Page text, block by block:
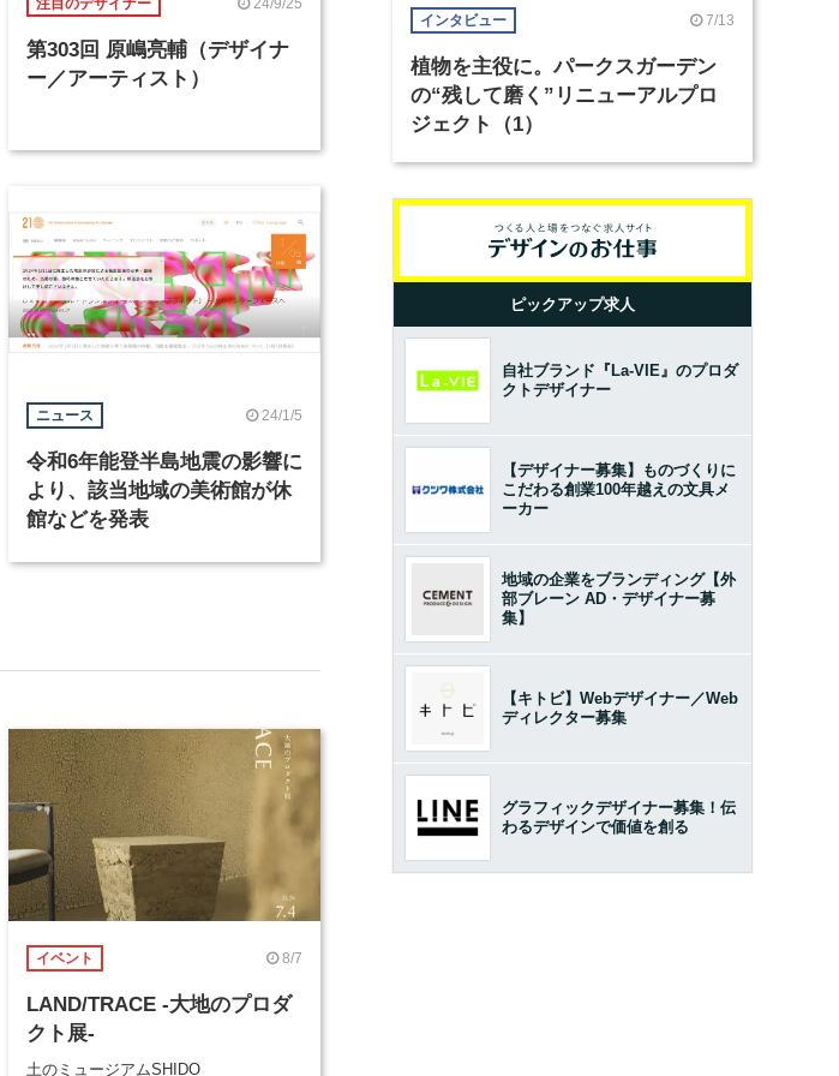
注目のデザイナー
第303回 原嶋亮輔（デザイナ
ー／アーティスト）
ニュース 24/1/5
令和6年能登半島地震の影響に
より、該当地域の美術館が休
館などを発表
イベント 8/7
LAND/TRACE -大地のプロダ
クト展-
土のミュージアムSHIDO
インタビュー 7/13
植物を主役に。パークスガーデン
の“残して磨く”リニューアルプロ
ジェクト（1）
ピックアップ求人
自社ブランド『La-VIE』のプロダ
クトデザイナー
【デザイナー募集】ものづくりに
こだわる創業100年越えの文具メ
ーカー
地域の企業をブランディング【外
部ブレーン AD・デザイナー募
集】
【キトビ】Webデザイナー／Web
ディレクター募集
グラフィックデザイナー募集！伝
わるデザインで価値を創る